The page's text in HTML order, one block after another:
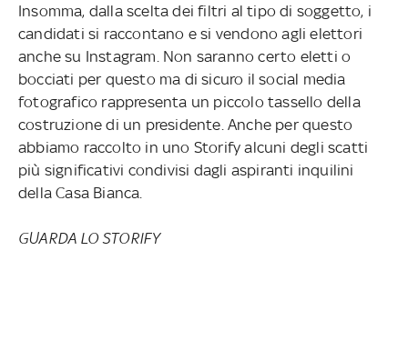
Insomma, dalla scelta dei filtri al tipo di soggetto, i
candidati si raccontano e si vendono agli elettori
anche su Instagram. Non saranno certo eletti o
bocciati per questo ma di sicuro il social media
fotografico rappresenta un piccolo tassello della
costruzione di un presidente. Anche per questo
abbiamo raccolto in uno Storify alcuni degli scatti
più significativi condivisi dagli aspiranti inquilini
della Casa Bianca.
GUARDA LO STORIFY